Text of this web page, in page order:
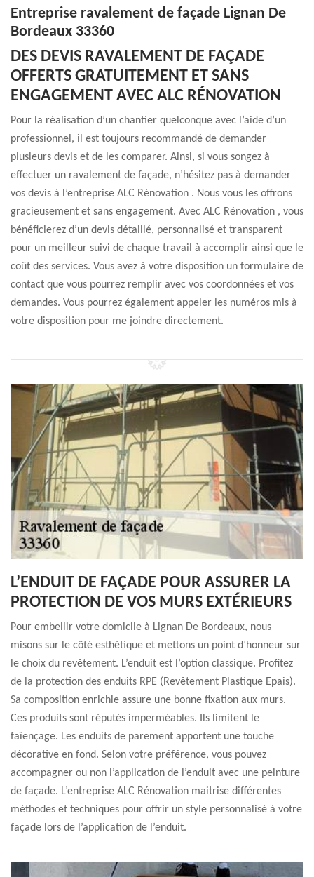
Entreprise ravalement de façade Lignan De
Bordeaux 33360
DES DEVIS RAVALEMENT DE FAÇADE
OFFERTS GRATUITEMENT ET SANS
ENGAGEMENT AVEC ALC RÉNOVATION
Pour la réalisation d’un chantier quelconque avec l’aide d’un
professionnel, il est toujours recommandé de demander
plusieurs devis et de les comparer. Ainsi, si vous songez à
effectuer un ravalement de façade, n’hésitez pas à demander
vos devis à l’entreprise ALC Rénovation . Nous vous les offrons
gracieusement et sans engagement. Avec ALC Rénovation , vous
bénéficierez d’un devis détaillé, personnalisé et transparent
pour un meilleur suivi de chaque travail à accomplir ainsi que le
coût des services. Vous avez à votre disposition un formulaire de
contact que vous pourrez remplir avec vos coordonnées et vos
demandes. Vous pourrez également appeler les numéros mis à
votre disposition pour me joindre directement.
L’ENDUIT DE FAÇADE POUR ASSURER LA
PROTECTION DE VOS MURS EXTÉRIEURS
Pour embellir votre domicile à Lignan De Bordeaux, nous
misons sur le côté esthétique et mettons un point d’honneur sur
le choix du revêtement. L’enduit est l’option classique. Profitez
de la protection des enduits RPE (Revêtement Plastique Epais).
Sa composition enrichie assure une bonne fixation aux murs.
Ces produits sont réputés imperméables. Ils limitent le
faïençage. Les enduits de parement apportent une touche
décorative en fond. Selon votre préférence, vous pouvez
accompagner ou non l’application de l’enduit avec une peinture
de façade. L’entreprise ALC Rénovation maitrise différentes
méthodes et techniques pour offrir un style personnalisé à votre
façade lors de l’application de l’enduit.